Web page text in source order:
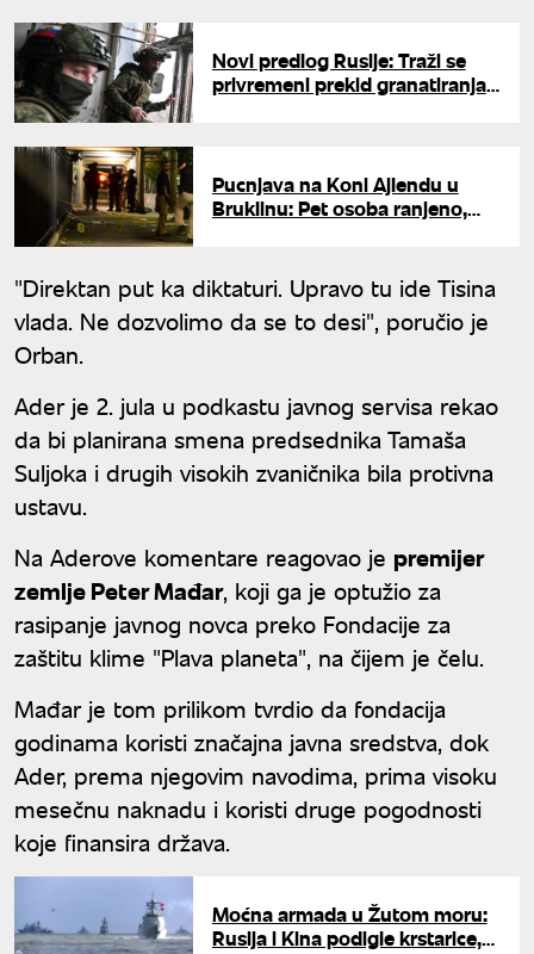
Novi predlog Rusije: Traži se
privremeni prekid granatiranja
Pucnjava na Koni Ajlendu u
Bruklinu: Pet osoba ranjeno,
"Direktan put ka diktaturi. Upravo tu ide Tisina
vlada. Ne dozvolimo da se to desi", poručio je
Orban.
Ader je 2. jula u podkastu javnog servisa rekao
da bi planirana smena predsednika Tamaša
Suljoka i drugih visokih zvaničnika bila protivna
ustavu.
Na Aderove komentare reagovao je premijer
zemlje Peter Mađar, koji ga je optužio za
rasipanje javnog novca preko Fondacije za
zaštitu klime "Plava planeta", na čijem je čelu.
Mađar je tom prilikom tvrdio da fondacija
godinama koristi značajna javna sredstva, dok
Ader, prema njegovim navodima, prima visoku
mesečnu naknadu i koristi druge pogodnosti
koje finansira država.
Moćna armada u Žutom moru:
Rusija i Kina podigle krstarice,